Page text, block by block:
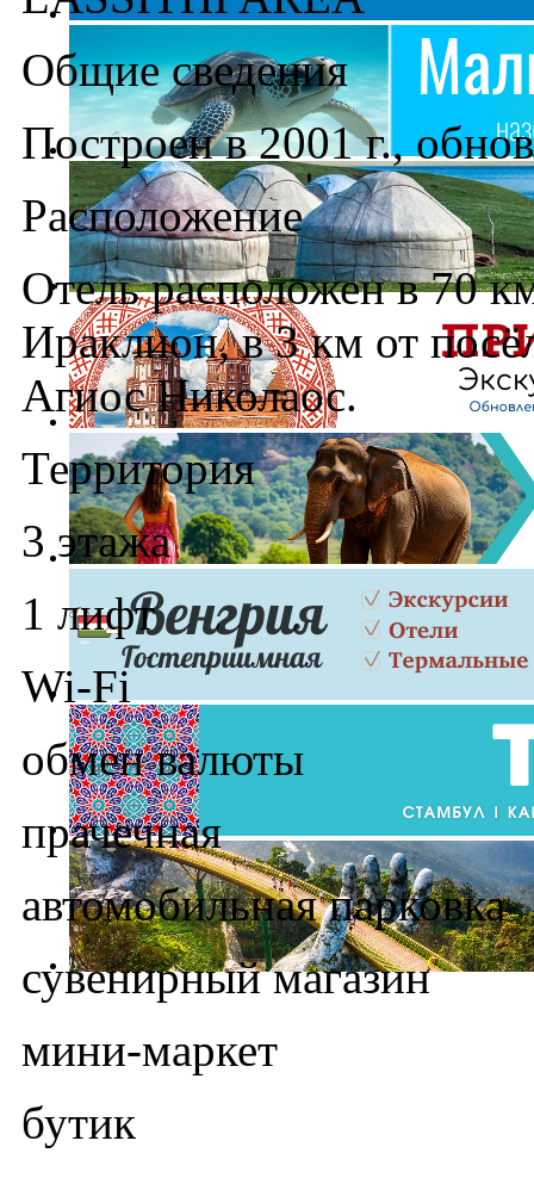
Общие сведения
Построен в 2001 г.,
Расположение
Отель расположен в 70
Ираклион, в 3 км от
Агиос Николаос.
Территория
3 этажа
1 лифт
Wi-Fi
обмен валюты
прачечная
автомобильная парковка
сувенирный магазин
мини-маркет
бутик